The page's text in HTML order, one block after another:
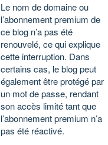
Le nom de domaine ou
l’abonnement premium de
ce blog n’a pas été
renouvelé, ce qui explique
cette interruption. Dans
certains cas, le blog peut
également être protégé par
un mot de passe, rendant
son accès limité tant que
l’abonnement premium n’a
pas été réactivé.